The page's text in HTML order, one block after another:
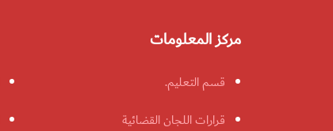
مركز المعلومات
قسم التعليم.
قرارات اللجان القضائية